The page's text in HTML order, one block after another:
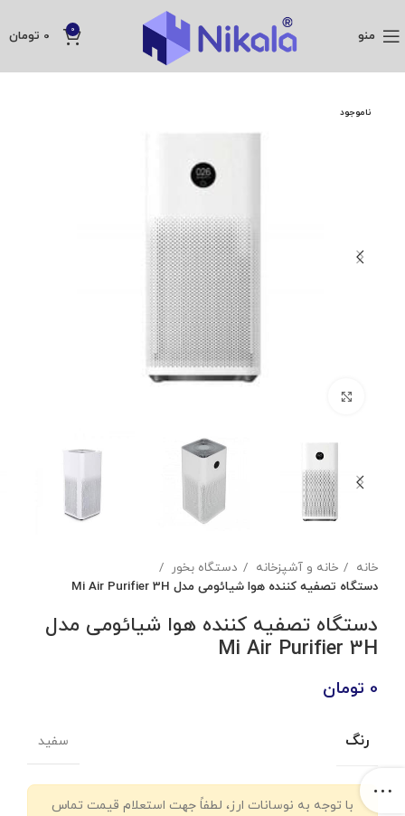
منو 0
0 تومان
ناموجود
خانه خانه و آشپزخانه
دستگاه بخور
دستگاه تصفیه کننده هوا شیائومی مدل Mi Air Purifier 3H
دستگاه تصفیه کننده هوا شیائومی مدل
Mi Air Purifier 3H
0 تومان
رنگ سفید
با توجه به نوسانات ارز، لطفاً جهت استعلام قیمت تماس